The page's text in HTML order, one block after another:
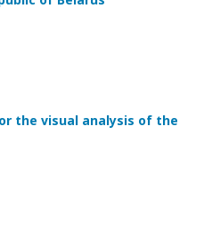
the visual analysis of the